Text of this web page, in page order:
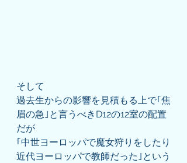
そして
過去生からの影響を見積もる上で｢焦
眉の急｣と言うべきD12の12室の配置
だが
｢中世ヨーロッパで魔女狩りをしたり
近代ヨーロッパで教師だった｣という